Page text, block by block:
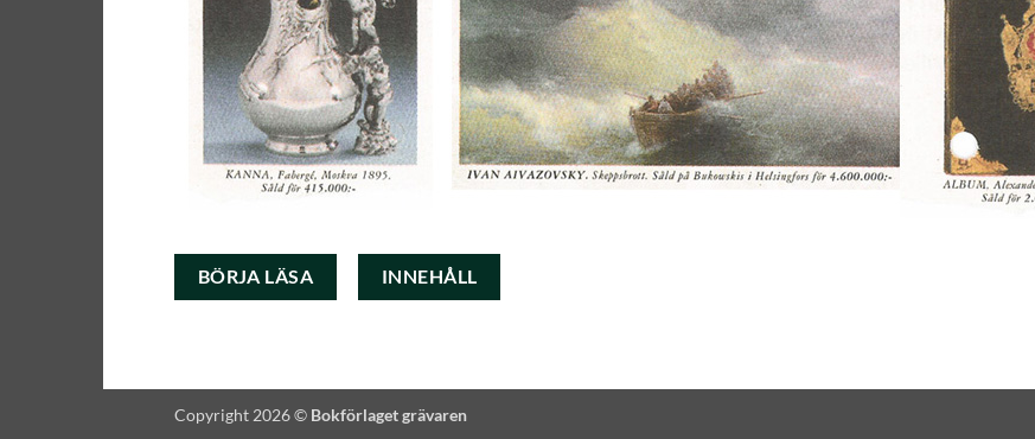
BÖRJA LÄSA INNEHÅLL
Copyright 2026 © Bokförlaget grävaren